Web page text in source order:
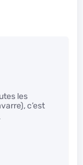
les
c’est